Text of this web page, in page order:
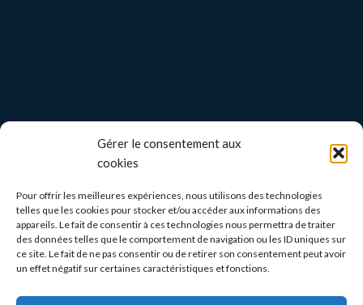
Gérer le consentement aux
cookies
Pour offrir les meilleures expériences, nous utilisons des technologies
telles que les cookies pour stocker et/ou accéder aux informations des
appareils. Le fait de consentir à ces technologies nous permettra de traiter
des données telles que le comportement de navigation ou les ID uniques sur
ce site. Le fait de ne pas consentir ou de retirer son consentement peut avoir
un effet négatif sur certaines caractéristiques et fonctions.